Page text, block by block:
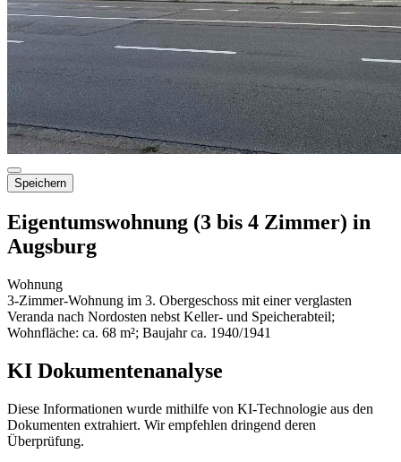
Speichern
Eigentumswohnung (3 bis 4 Zimmer) in
Augsburg
Wohnung
3-Zimmer-Wohnung im 3. Obergeschoss mit einer verglasten
Veranda nach Nordosten nebst Keller- und Speicherabteil;
Wohnfläche: ca. 68 m²; Baujahr ca. 1940/1941
KI Dokumentenanalyse
Diese Informationen wurde mithilfe von KI-Technologie aus den
Dokumenten extrahiert. Wir empfehlen dringend deren
Überprüfung.